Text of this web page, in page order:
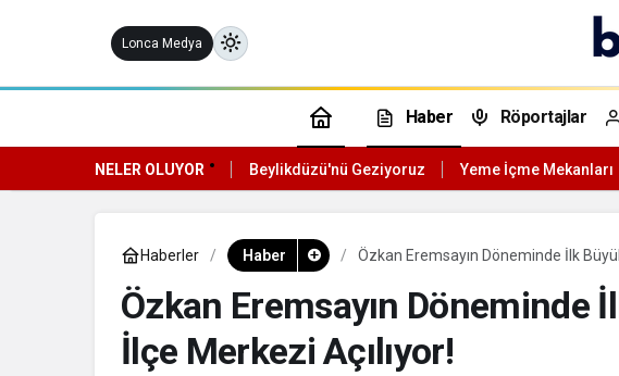
Lonca Medya
modunu seçin.
Haber Röportajlar
NELER OLUYOR Beylikdüzü'nü Geziyoruz Yeme İçme Mekanları
Haberler Haber Özkan Eremsayın Döneminde İlk
Özkan Eremsayın Döneminde
İlçe Merkezi Açılıyor!